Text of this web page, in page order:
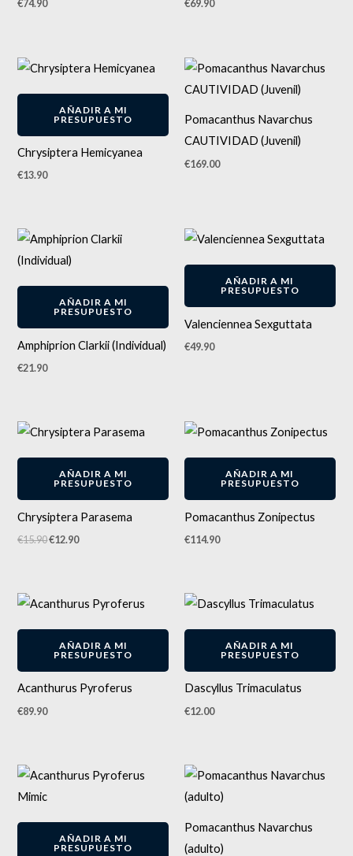
€74.90 €69.90
AÑADIR A MI
PRESUPUESTO
Chrysiptera Hemicyanea
€13.90
Pomacanthus Navarchus
CAUTIVIDAD (Juvenil)
€169.00
Este
producto
pueden
la
página
de
AÑADIR A MI
PRESUPUESTO
Amphiprion Clarkii (Individual)
€21.90
AÑADIR A MI
PRESUPUESTO
Valenciennea Sexguttata
€49.90
-19%
AÑADIR A MI
PRESUPUESTO
Chrysiptera Parasema
€15.90
El
precio
€15.90.
€12.90
El
precio
€12.90.
AÑADIR A MI
PRESUPUESTO
Pomacanthus Zonipectus
€114.90
AÑADIR A MI
PRESUPUESTO
Acanthurus Pyroferus
€89.90
AÑADIR A MI
PRESUPUESTO
Dascyllus Trimaculatus
€12.00
AÑADIR A MI
PRESUPUESTO
Pomacanthus Navarchus
(adulto)
Rango
de
€140.00
hasta